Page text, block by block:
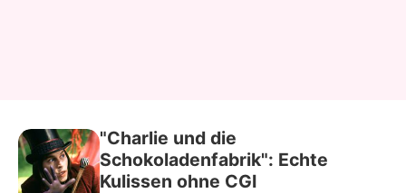
"Charlie und die
Schokoladenfabrik": Echte
Kulissen ohne CGI